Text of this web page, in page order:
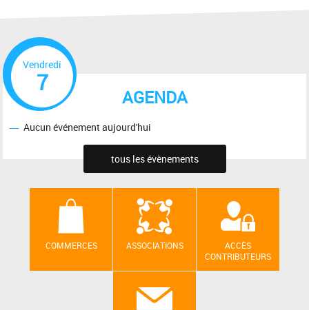
AGENDA
Vendredi
7
Aucun événement aujourd'hui
tous les évènements
COMMERCES ASSOCIATIONS
ACCÈS
CONTRIBUTEURS